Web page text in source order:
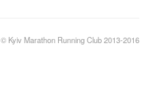
© Kyiv Marathon Running Club 2013-2016